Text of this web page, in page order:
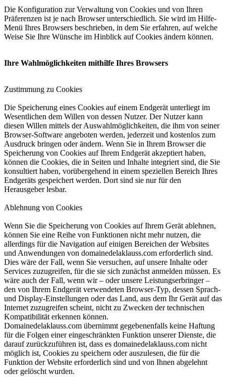
Die Konfiguration zur Verwaltung von Cookies und von Ihren
Präferenzen ist je nach Browser unterschiedlich. Sie wird im Hilfe-
Menü Ihres Browsers beschrieben, in dem Sie erfahren, auf welche
Weise Sie Ihre Wünsche im Hinblick auf Cookies ändern können.
Ihre Wahlmöglichkeiten mithilfe Ihres Browsers
Zustimmung zu Cookies
Die Speicherung eines Cookies auf einem Endgerät unterliegt im
Wesentlichen dem Willen von dessen Nutzer. Der Nutzer kann
diesen Willen mittels der Auswahlmöglichkeiten, die ihm von seiner
Browser-Software angeboten werden, jederzeit und kostenlos zum
Ausdruck bringen oder ändern. Wenn Sie in Ihrem Browser die
Speicherung von Cookies auf Ihrem Endgerät akzeptiert haben,
können die Cookies, die in Seiten und Inhalte integriert sind, die Sie
konsultiert haben, vorübergehend in einem speziellen Bereich Ihres
Endgeräts gespeichert werden. Dort sind sie nur für den
Herausgeber lesbar.
Ablehnung von Cookies
Wenn Sie die Speicherung von Cookies auf Ihrem Gerät ablehnen,
können Sie eine Reihe von Funktionen nicht mehr nutzen, die
allerdings für die Navigation auf einigen Bereichen der Websites
und Anwendungen von domainedelaklauss.com erforderlich sind.
Dies wäre der Fall, wenn Sie versuchen, auf unsere Inhalte oder
Services zuzugreifen, für die sie sich zunächst anmelden müssen. Es
wäre auch der Fall, wenn wir – oder unsere Leistungserbringer –
den von Ihrem Endgerät verwendeten Browser-Typ, dessen Sprach-
und Display-Einstellungen oder das Land, aus dem Ihr Gerät auf das
Internet zuzugreifen scheint, nicht zu Zwecken der technischen
Kompatibilität erkennen können.
Domainedelaklauss.com übernimmt gegebenenfalls keine Haftung
für die Folgen einer eingeschränkten Funktion unserer Dienste, die
darauf zurückzuführen ist, dass es domainedelaklauss.com nicht
möglich ist, Cookies zu speichern oder auszulesen, die für die
Funktion der Website erforderlich sind und von Ihnen abgelehnt
oder gelöscht wurden.